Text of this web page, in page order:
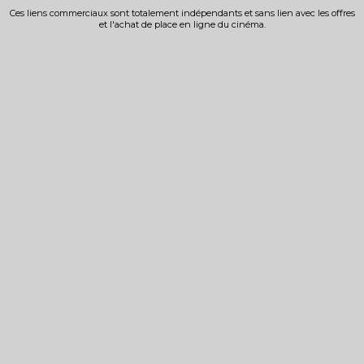
Ces liens commerciaux sont totalement indépendants et sans lien avec les offres
et l'achat de place en ligne du cinéma.